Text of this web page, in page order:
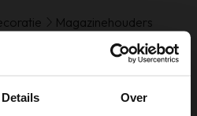
Details Over
Magazinehouders